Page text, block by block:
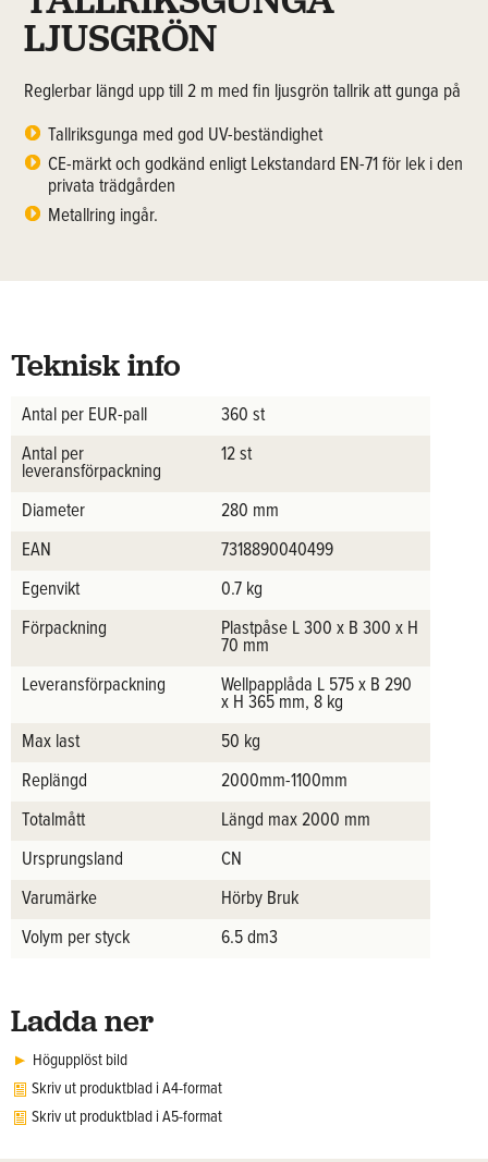
LJUSGRÖN
Reglerbar längd upp till 2 m med fin ljusgrön tallrik att gunga på
Tallriksgunga med god UV-beständighet
CE-märkt och godkänd enligt Lekstandard EN-71 för lek i den
privata trädgården
Metallring ingår.
Teknisk info
Antal per EUR-pall
360 st
Antal per
leveransförpackning
12 st
Diameter
280 mm
EAN
7318890040499
Egenvikt
0.7 kg
Förpackning
Plastpåse L 300 x B 300 x H
70 mm
Leveransförpackning
Wellpapplåda L 575 x B 290
x H 365 mm, 8 kg
Max last
50 kg
Replängd
2000mm-1100mm
Totalmått
Längd max 2000 mm
Ursprungsland
CN
Varumärke
Hörby Bruk
Volym per styck
6.5 dm3
Ladda ner
Högupplöst bild
Skriv ut produktblad i A4-format
Skriv ut produktblad i A5-format